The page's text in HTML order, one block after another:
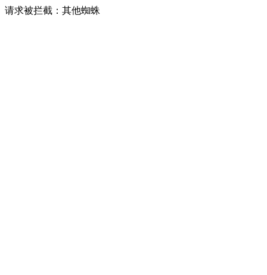
请求被拦截：其他蜘蛛